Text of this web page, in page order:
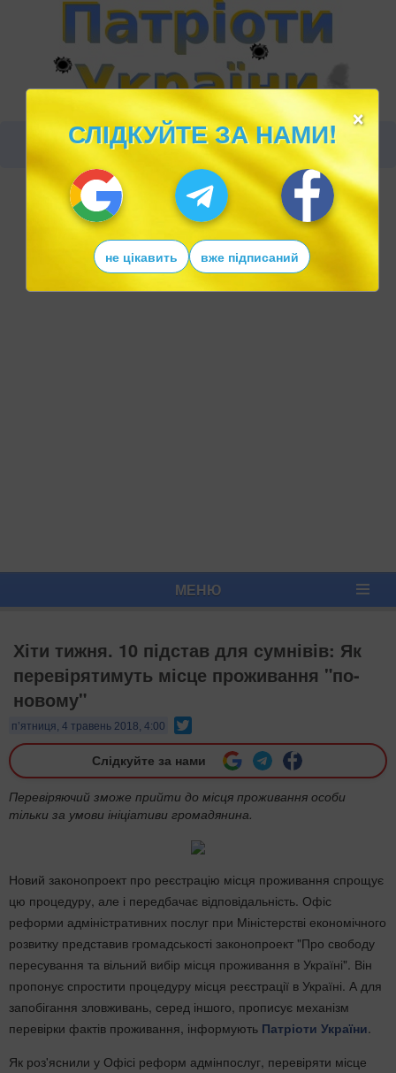
МЕНЮ
Хіти тижня. 10 підстав для сумнівів: Як
перевірятимуть місце проживання "по-
новому"
п’ятниця, 4 травень 2018, 4:00
Слідкуйте за нами
Перевіряючий зможе прийти до місця проживання особи
тільки за умови ініціативи громадянина.
Новий законопроект про реєстрацію місця проживання спрощує
цю процедуру, але і передбачає відповідальність. Офіс
реформи адміністративних послуг при Міністерстві економічного
розвитку представив громадськості законопроект "Про свободу
пересування та вільний вибір місця проживання в Україні". Він
пропонує спростити процедуру місця реєстрації в Україні. А для
запобігання зловживань, серед іншого, прописує механізм
перевірки фактів проживання, інформують Патріоти України.
Як роз'яснили у Офісі реформ адмінпослуг, перевіряти місце
×
СЛІДКУЙТЕ ЗА НАМИ!
не цікавить вже підписаний